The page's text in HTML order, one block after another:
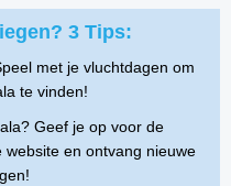
3 Tips:
met je vluchtdagen om
te vinden!
Geef je op voor de
en ontvang nieuwe